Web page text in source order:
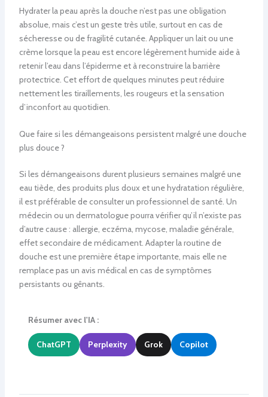
Hydrater la peau après la douche n’est pas une obligation
absolue, mais c’est un geste très utile, surtout en cas de
sécheresse ou de fragilité cutanée. Appliquer un lait ou une
crème lorsque la peau est encore légèrement humide aide à
retenir l’eau dans l’épiderme et à reconstruire la barrière
protectrice. Cet effort de quelques minutes peut réduire
nettement les tiraillements, les rougeurs et la sensation
d’inconfort au quotidien.
Que faire si les démangeaisons persistent malgré une douche
plus douce ?
Si les démangeaisons durent plusieurs semaines malgré une
eau tiède, des produits plus doux et une hydratation régulière,
il est préférable de consulter un professionnel de santé. Un
médecin ou un dermatologue pourra vérifier qu’il n’existe pas
d’autre cause : allergie, eczéma, mycose, maladie générale,
effet secondaire de médicament. Adapter la routine de
douche est une première étape importante, mais elle ne
remplace pas un avis médical en cas de symptômes
persistants ou gênants.
Résumer avec l'IA :
ChatGPT Perplexity Grok Copilot